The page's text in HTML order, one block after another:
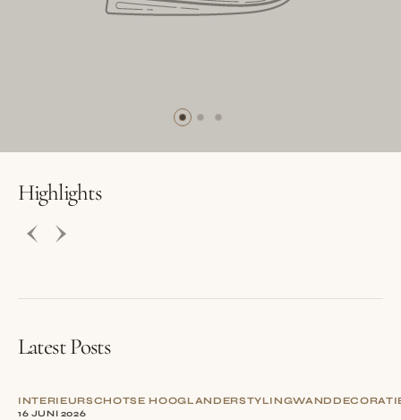
BUTTON LABELBUTTON LABEL
Highlights
Latest Posts
INTERIEURSCHOTSE HOOGLANDERSTYLING
16 JUNI 2026